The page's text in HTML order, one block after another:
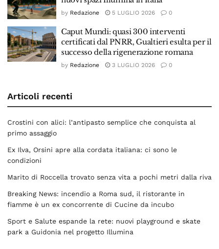
by Redazione 5 LUGLIO 2026 0
Caput Mundi: quasi 300 interventi
certificati dal PNRR, Gualtieri esulta per il
successo della rigenerazione romana
by Redazione 3 LUGLIO 2026 0
Articoli recenti
Crostini con alici: l’antipasto semplice che conquista al
primo assaggio
Ex Ilva, Orsini apre alla cordata italiana: ci sono le
condizioni
Marito di Roccella trovato senza vita a pochi metri dalla riva
Breaking News: incendio a Roma sud, il ristorante in
fiamme è un ex concorrente di Cucine da incubo
Sport e Salute espande la rete: nuovi playground e skate
park a Guidonia nel progetto Illumina